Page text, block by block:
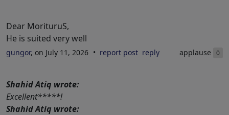
Dear MorituruS,
He is suited very well
gungor, on July 11, 2026 report post reply applause 0
Shahid Atiq wrote:
Excellent*****!
Shahid Atiq wrote: